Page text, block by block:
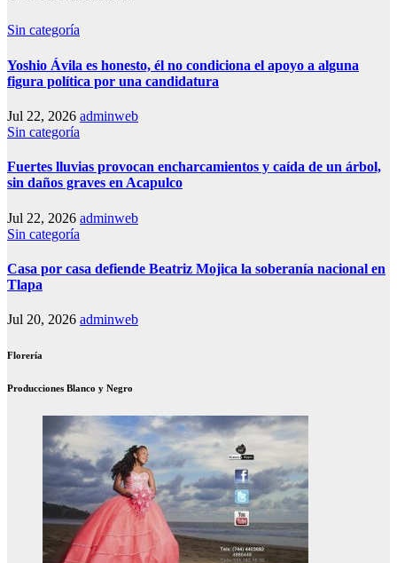
Sin categoría
Yoshio Ávila es honesto, él no condiciona el apoyo a alguna
figura política por una candidatura
Jul 22, 2026 adminweb
Sin categoría
Fuertes lluvias provocan encharcamientos y caída de un árbol,
sin daños graves en Acapulco
Jul 22, 2026 adminweb
Sin categoría
Casa por casa defiende Beatriz Mojica la soberanía nacional en
Tlapa
Jul 20, 2026 adminweb
Florería
Producciones Blanco y Negro